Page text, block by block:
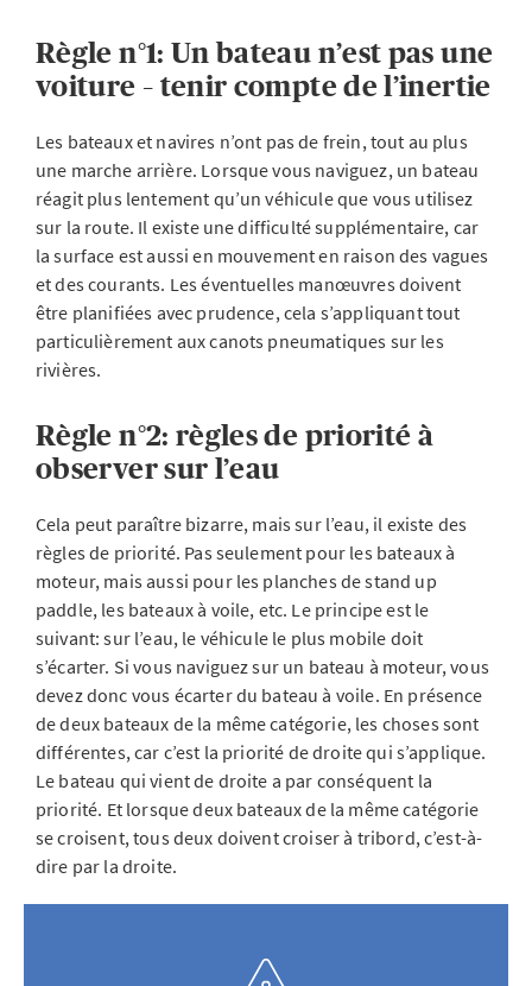
Règle n°1: Un bateau n’est pas une
voiture – tenir compte de l’inertie
Les bateaux et navires n’ont pas de frein, tout au plus
une marche arrière. Lorsque vous naviguez, un bateau
réagit plus lentement qu’un véhicule que vous utilisez
sur la route. Il existe une difficulté supplémentaire, car
la surface est aussi en mouvement en raison des vagues
et des courants. Les éventuelles manœuvres doivent
être planifiées avec prudence, cela s’appliquant tout
particulièrement aux canots pneumatiques sur les
rivières.
Règle n°2: règles de priorité à
observer sur l’eau
Cela peut paraître bizarre, mais sur l’eau, il existe des
règles de priorité. Pas seulement pour les bateaux à
moteur, mais aussi pour les planches de stand up
paddle, les bateaux à voile, etc. Le principe est le
suivant: sur l’eau, le véhicule le plus mobile doit
s’écarter. Si vous naviguez sur un bateau à moteur, vous
devez donc vous écarter du bateau à voile. En présence
de deux bateaux de la même catégorie, les choses sont
différentes, car c’est la priorité de droite qui s’applique.
Le bateau qui vient de droite a par conséquent la
priorité. Et lorsque deux bateaux de la même catégorie
se croisent, tous deux doivent croiser à tribord, c’est-à-
dire par la droite.